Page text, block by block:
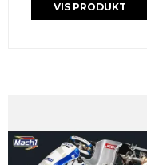
VIS PRODUKT